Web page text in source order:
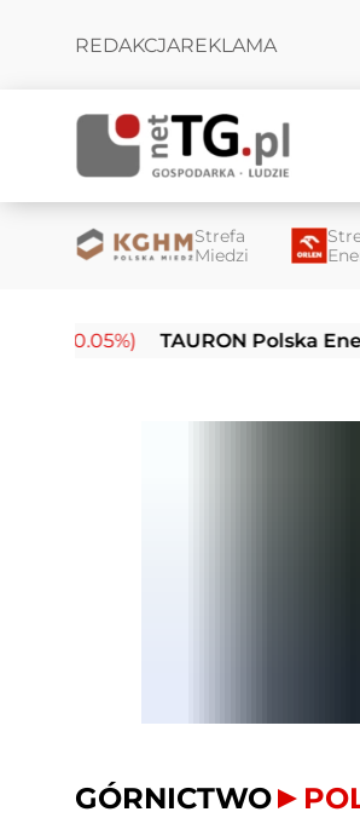
REDAKCJAREKLAMA
Strefa
Miedzi
TAURON Polska Energia
GÓRNICTWO